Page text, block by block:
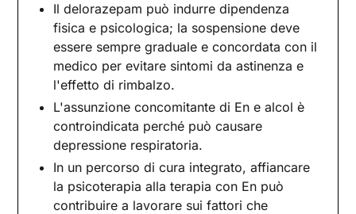
Il delorazepam può indurre dipendenza
fisica e psicologica; la sospensione deve
essere sempre graduale e concordata con il
medico per evitare sintomi da astinenza e
l'effetto di rimbalzo.
L'assunzione concomitante di En e alcol è
controindicata perché può causare
depressione respiratoria.
In un percorso di cura integrato, affiancare
la psicoterapia alla terapia con En può
contribuire a lavorare sui fattori che